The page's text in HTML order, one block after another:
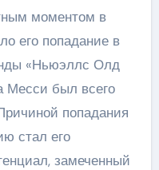
моментом в
его попадание в
«Ньюэллс Олд
Месси был всего
попадания
стал его
замеченный